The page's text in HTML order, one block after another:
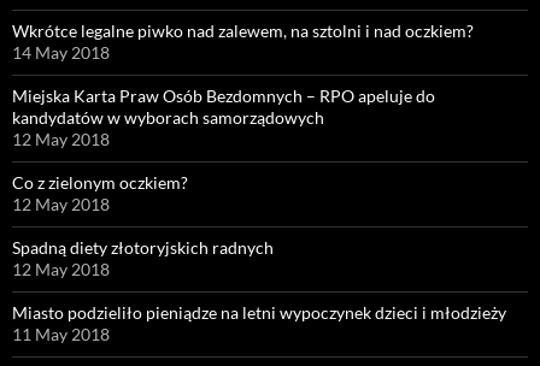
Wkrótce legalne piwko nad zalewem, na sztolni i nad oczkiem?
14 May 2018
Miejska Karta Praw Osób Bezdomnych – RPO apeluje do
kandydatów w wyborach samorządowych
12 May 2018
Co z zielonym oczkiem?
12 May 2018
Spadną diety złotoryjskich radnych
12 May 2018
Miasto podzieliło pieniądze na letni wypoczynek dzieci i młodzieży
11 May 2018